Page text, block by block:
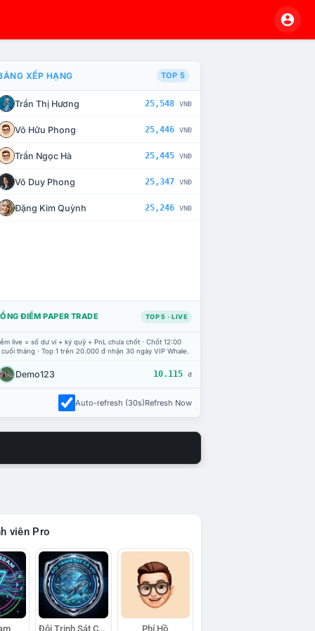
CHẾ TÀI XỬ LÝ VI PHẠM
XẾP HẠNG TOP 5
Trần Thị Hương 25,548 VNĐ
Võ Hữu Phong 25,446 VNĐ
Trần Ngọc Hà 25,445 VNĐ
Võ Duy Phong 25,347 VNĐ
Đặng Kim Quỳnh 25,246 VNĐ
ĐIỂM PAPER TRADE TOP 5 · LIVE
live = số dư ví + ký quỹ + PnL chưa chốt · Chốt 12:00
tháng · Top 1 trên 20.000 đ nhận 30 ngày VIP Whale.
Demo123 10.115 đ
Auto-refresh (30s)Refresh Now
viên Pro
Đội Trinh Sát Cá Voi Phí Hồ